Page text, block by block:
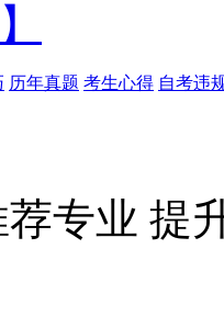
历年真题 考生心得 自考违
专业 提